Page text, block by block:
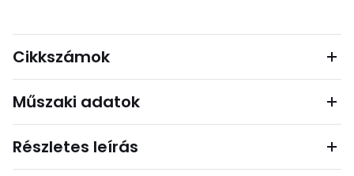
Cikkszámok
Műszaki adatok
Részletes leírás